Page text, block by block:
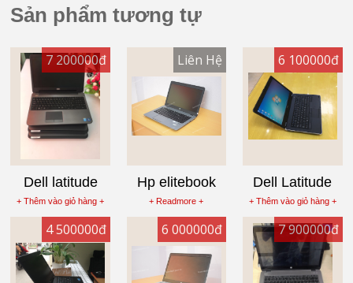
Sản phẩm tương tự
Dell latitude
e3540 i5 2 vga
,Laptop cũ
Ram 4G ,ổ
SSD 128G
,màn 15.6inch
+ Thêm vào giỏ hàng +
7 200000đ
Hp elitebook
840g1 i7 vga
rời Laptop cũ
Ram 4G, SSD
128G
+ Readmore +
Liên Hệ
Dell Latitude
e6440 core i7
4600m , Laptop
cũ Ram 4G, ổ
500G ,màn
14inch
+ Thêm vào giỏ hàng +
6 100000đ
4 500000đ 6 000000đ 7 900000đ